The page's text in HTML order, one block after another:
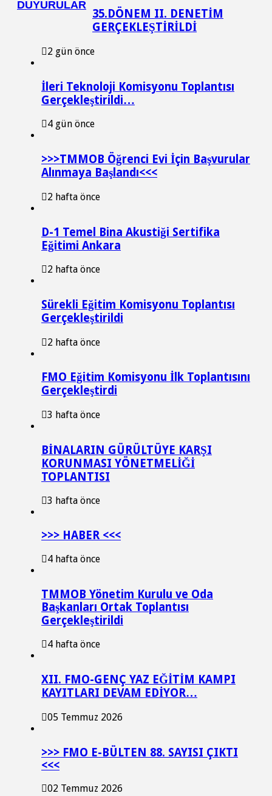
DUYURULAR
35.DÖNEM II. DENETİM
GERÇEKLEŞTİRİLDİ
2 gün önce
İleri Teknoloji Komisyonu Toplantısı
Gerçekleştirildi…
4 gün önce
>>>TMMOB Öğrenci Evi İçin Başvurular
Alınmaya Başlandı<<<
2 hafta önce
D-1 Temel Bina Akustiği Sertifika
Eğitimi Ankara
2 hafta önce
Sürekli Eğitim Komisyonu Toplantısı
Gerçekleştirildi
2 hafta önce
FMO Eğitim Komisyonu İlk Toplantısını
Gerçekleştirdi
3 hafta önce
BİNALARIN GÜRÜLTÜYE KARŞI
KORUNMASI YÖNETMELİĞİ
TOPLANTISI
3 hafta önce
>>> HABER <<<
4 hafta önce
TMMOB Yönetim Kurulu ve Oda
Başkanları Ortak Toplantısı
Gerçekleştirildi
4 hafta önce
XII. FMO-GENÇ YAZ EĞİTİM KAMPI
KAYITLARI DEVAM EDİYOR…
05 Temmuz 2026
>>> FMO E-BÜLTEN 88. SAYISI ÇIKTI
<<<
02 Temmuz 2026